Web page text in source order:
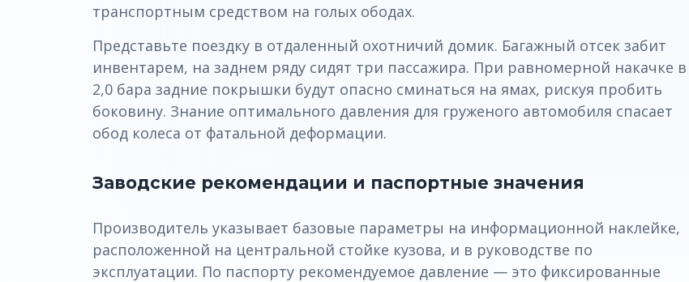
транспортным средством на голых ободах.
Представьте поездку в отдаленный охотничий домик. Багажный отсек забит
инвентарем, на заднем ряду сидят три пассажира. При равномерной накачке в
2,0 бара задние покрышки будут опасно сминаться на ямах, рискуя пробить
боковину. Знание оптимального давления для груженого автомобиля спасает
обод колеса от фатальной деформации.
Заводские рекомендации и паспортные значения
Производитель указывает базовые параметры на информационной наклейке,
расположенной на центральной стойке кузова, и в руководстве по
эксплуатации. По паспорту рекомендуемое давление — это фиксированные